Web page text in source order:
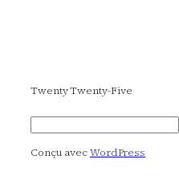
Twenty Twenty-Five
Rechercher
Conçu avecWordPress